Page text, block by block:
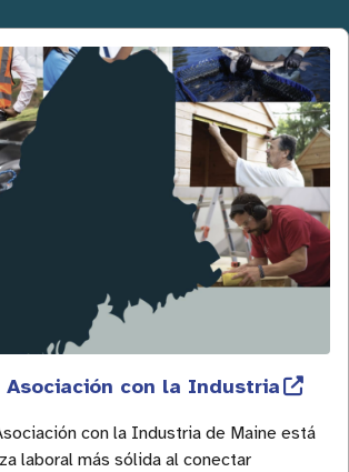
Asociación con la Industria
con la Industria de Maine está
laboral más sólida al conectar